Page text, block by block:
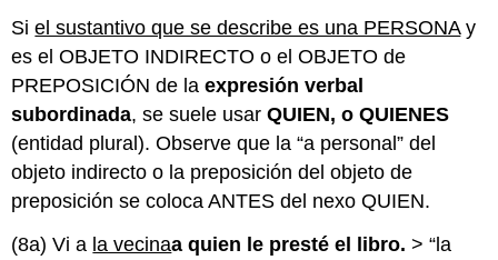
Siel sustantivo que se describe es una PERSONAy
es el OBJETO INDIRECTO o el OBJETO de
PREPOSICIÓN de laexpresión verbal
subordinada, se suele usarQUIEN, o QUIENES
(entidad plural). Observe que la “a personal” del
objeto indirecto o la preposición del objeto de
preposición se coloca ANTES del nexo QUIEN.
(8a) Vi a la vecinaa quien le presté el libro.> “la